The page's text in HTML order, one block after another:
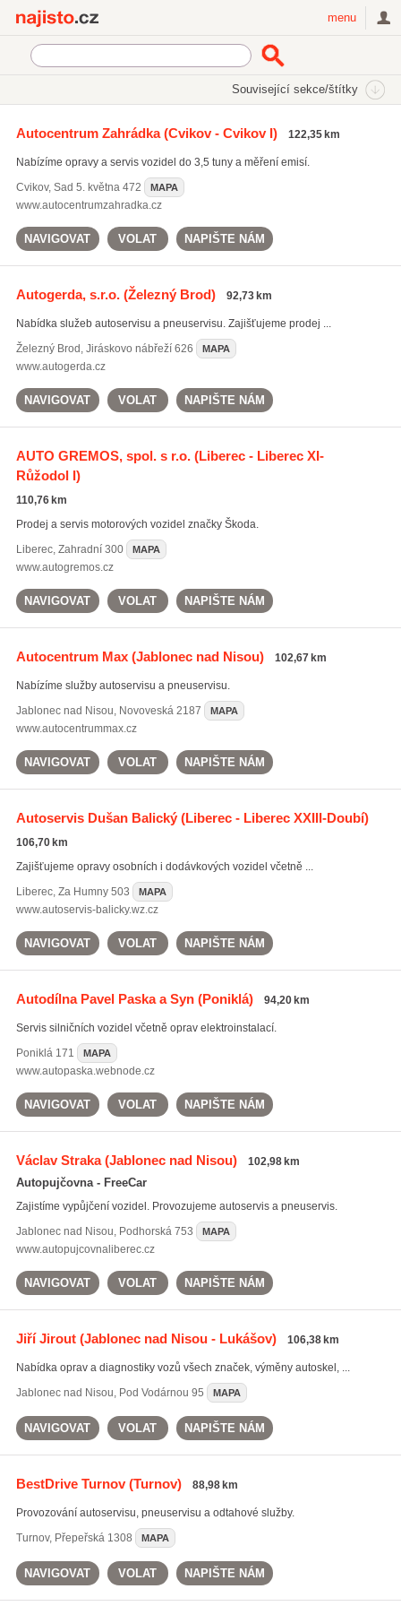
menu
Související sekce/štítky
Autocentrum Zahrádka(Cvikov - Cvikov I) 122,35 km
Nabízíme opravy a servis vozidel do 3,5 tuny a měření emisí.
Cvikov, Sad 5. května 472 MAPA
www.autocentrumzahradka.cz
NAVIGOVAT VOLAT NAPIŠTE NÁM
Autogerda, s.r.o.(Železný Brod) 92,73 km
Nabídka služeb autoservisu a pneuservisu. Zajišťujeme prodej ...
Železný Brod , Jiráskovo nábřeží 626 MAPA
www.autogerda.cz
NAVIGOVAT VOLAT NAPIŠTE NÁM
AUTO GREMOS, spol. s r.o.(Liberec - Liberec XI-
Růžodol I)
110,76 km
Prodej a servis motorových vozidel značky Škoda.
Liberec, Zahradní 300 MAPA
www.autogremos.cz
NAVIGOVAT VOLAT NAPIŠTE NÁM
Autocentrum Max(Jablonec nad Nisou) 102,67 km
Nabízíme služby autoservisu a pneuservisu.
Jablonec nad Nisou, Novoveská 2187 MAPA
www.autocentrummax.cz
NAVIGOVAT VOLAT NAPIŠTE NÁM
Autoservis Dušan Balický(Liberec - Liberec XXIII-Doubí)
106,70 km
Zajišťujeme opravy osobních i dodávkových vozidel včetně ...
Liberec, Za Humny 503 MAPA
www.autoservis-balicky.wz.cz
NAVIGOVAT VOLAT NAPIŠTE NÁM
Autodílna Pavel Paska a Syn(Poniklá) 94,20 km
Servis silničních vozidel včetně oprav elektroinstalací.
Poniklá171 MAPA
www.autopaska.webnode.cz
NAVIGOVAT VOLAT NAPIŠTE NÁM
Václav Straka(Jablonec nad Nisou) 102,98 km
Autopujčovna - FreeCar
Zajistíme vypůjčení vozidel. Provozujeme autoservis a pneuservis.
Jablonec nad Nisou, Podhorská 753 MAPA
www.autopujcovnaliberec.cz
NAVIGOVAT VOLAT NAPIŠTE NÁM
Jiří Jirout(Jablonec nad Nisou - Lukášov) 106,38 km
Nabídka oprav a diagnostiky vozů všech značek, výměny autoskel, ...
Jablonec nad Nisou, Pod Vodárnou 95 MAPA
NAVIGOVAT VOLAT NAPIŠTE NÁM
BestDrive Turnov(Turnov) 88,98 km
Provozování autoservisu, pneuservisu a odtahové služby.
Turnov, Přepeřská 1308 MAPA
NAVIGOVAT VOLAT NAPIŠTE NÁM